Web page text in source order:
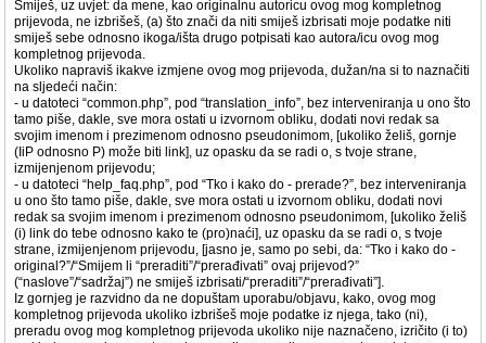
Smiješ, uz uvjet: da mene, kao originalnu autoricu ovog mog kompletnog
prijevoda, ne izbrišeš, (a) što znači da niti smiješ izbrisati moje podatke niti
smiješ sebe odnosno ikoga/išta drugo potpisati kao autora/icu ovog mog
kompletnog prijevoda.
Ukoliko napraviš ikakve izmjene ovog mog prijevoda, dužan/na si to naznačiti
na sljedeći način:
- u datoteci “common.php”, pod “translation_info”, bez interveniranja u ono što
tamo piše, dakle, sve mora ostati u izvornom obliku, dodati novi redak sa
svojim imenom i prezimenom odnosno pseudonimom, [ukoliko želiš, gornje
(IiP odnosno P) može biti link], uz opasku da se radi o, s tvoje strane,
izmijenjenom prijevodu;
- u datoteci “help_faq.php”, pod “Tko i kako do - prerade?”, bez interveniranja
u ono što tamo piše, dakle, sve mora ostati u izvornom obliku, dodati novi
redak sa svojim imenom i prezimenom odnosno pseudonimom, [ukoliko želiš
(i) link do tebe odnosno kako te (pro)naći], uz opasku da se radi o, s tvoje
strane, izmijenjenom prijevodu, [jasno je, samo po sebi, da: “Tko i kako do -
original?”/“Smijem li “preraditi”/“prerađivati” ovaj prijevod?”
(“naslove”/“sadržaj”) ne smiješ izbrisati/“preraditi”/“prerađivati”].
Iz gornjeg je razvidno da ne dopuštam uporabu/objavu, kako, ovog mog
kompletnog prijevoda ukoliko izbrišeš moje podatke iz njega, tako (ni),
preradu ovog mog kompletnog prijevoda ukoliko nije naznačeno, izričito (i to)